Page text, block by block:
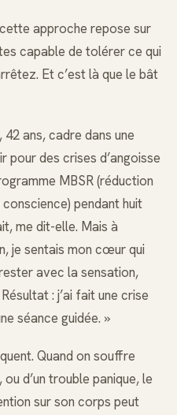
approche repose sur
capable de tolérer ce qui
Et c’est là que le bât
ans, cadre dans une
des crises d’angoisse
MBSR (réduction
pendant huit
me dit-elle. Mais à
je sentais mon cœur qui
avec la sensation,
: j’ai fait une crise
séance guidée. »
Quand on souffre
d’un trouble panique, le
sur son corps peut